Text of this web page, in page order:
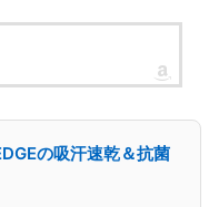
の吸汗速乾＆抗菌